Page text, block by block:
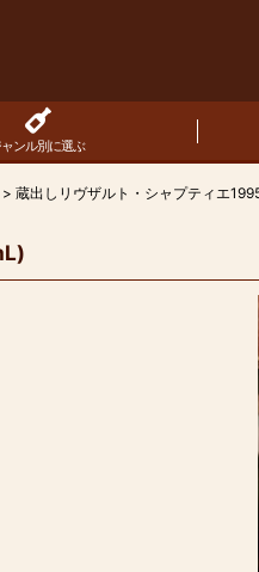
ンル別に選ぶ
> 蔵出しリヴザルト・シャプティエ